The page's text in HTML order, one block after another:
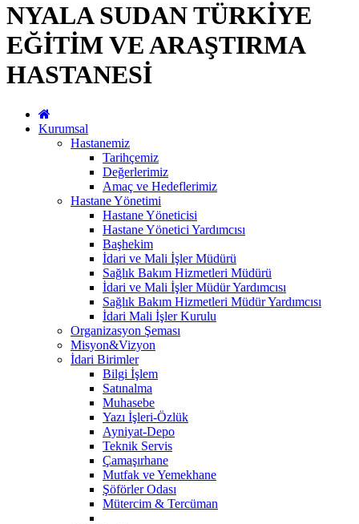
NYALA SUDAN TÜRKİYE
EĞİTİM VE ARAŞTIRMA
HASTANESİ
Kurumsal
Hastanemiz
Tarihçemiz
Değerlerimiz
Amaç ve Hedeflerimiz
Hastane Yönetimi
Hastane Yöneticisi
Hastane Yönetici Yardımcısı
Başhekim
İdari ve Mali İşler Müdürü
Sağlık Bakım Hizmetleri Müdürü
İdari ve Mali İşler Müdür Yardımcısı
Sağlık Bakım Hizmetleri Müdür Yardımcısı
İdari Mali İşler Kurulu
Organizasyon Şeması
Misyon&Vizyon
İdari Birimler
Bilgi İşlem
Satınalma
Muhasebe
Yazı İşleri-Özlük
Ayniyat-Depo
Teknik Servis
Çamaşırhane
Mutfak ve Yemekhane
Şöförler Odası
Mütercim & Tercüman